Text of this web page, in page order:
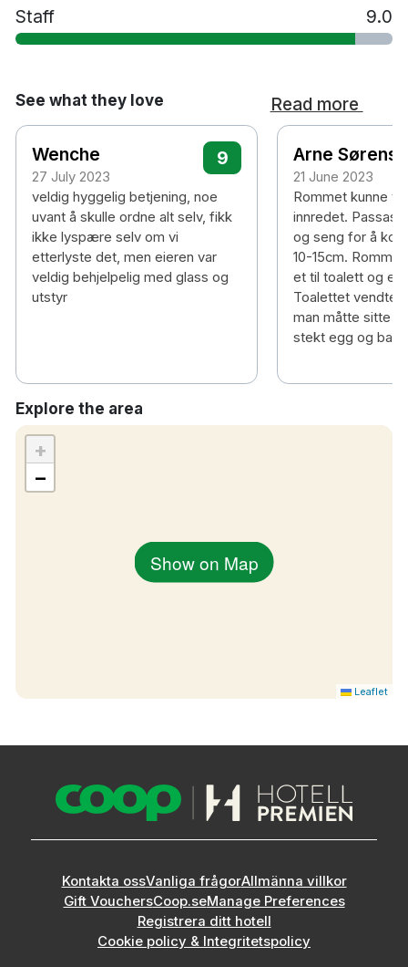
Staff 9.0
See what they love Read more
Wenche
27 July 2023
9
veldig hyggelig betjening, noe
uvant å skulle ordne alt selv, fikk
ikke lyspære selv om vi
etterlyste det, men eieren var
veldig behjelpelig med glass og
utstyr
Arne
21 June 2023
Rommet kunne
innredet.
og seng for å
10-15cm.
et til toalett og et
Toalettet vendte
man måtte sitte
stekt egg og
Explore the area
Show on Map
+
−
Leaflet
Kontakta ossVanliga frågorAllmänna villkor
Gift VouchersCoop.seManage Preferences
Registrera ditt hotell
Cookie policy & Integritetspolicy